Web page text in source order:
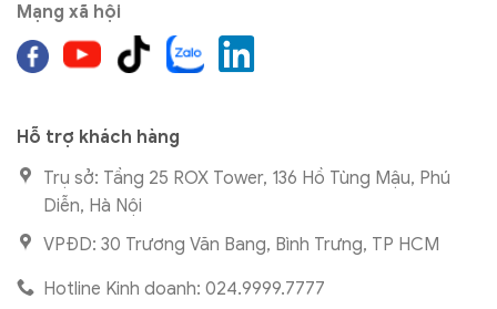
Mạng xã hội
Hỗ trợ khách hàng
Trụ sở: Tầng 25 ROX Tower, 136 Hồ Tùng Mậu, Phú
Diễn, Hà Nội
VPĐD: 30 Trương Văn Bang, Bình Trưng, TP HCM
Hotline Kinh doanh: 024.9999.7777